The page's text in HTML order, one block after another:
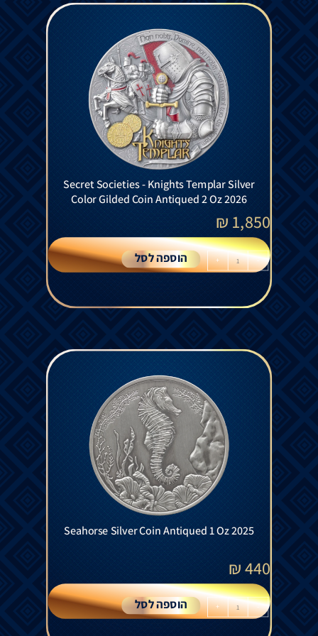
Secret Societies - Knights Templar Silver
Color Gilded Coin Antiqued 2 Oz 2026
1,850
₪
-
+ הוספה לסל
Seahorse Silver Coin Antiqued 1 Oz 2025
440
₪
-
+ הוספה לסל